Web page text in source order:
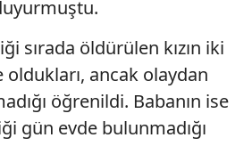
sırada öldürülen kızın iki
ancak olaydan
öğrenildi. Babanın ise
gün evde bulunmadığı